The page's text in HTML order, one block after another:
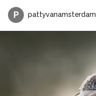
P pattyvanamsterdam